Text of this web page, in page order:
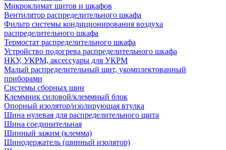
Микроклимат щитов и шкафов
Вентилятор распределительного шкафа
Фильтр системы кондиционирования воздуха
распределительного шкафа
Термостат распределительного шкафа
Устройство подогрева распределительного шкафа
НКУ, УКРМ, аксессуары для УКРМ
Малый распределительный щит, укомплектованный
приборами
Системы сборных шин
Клеммник силовой/клеммный блок
Опорный изолятор/изолирующая втулка
Шина нулевая для распределительного щита
Шина соединительная
Шинный зажим (клемма)
Шинодержатель (шинный изолятор)